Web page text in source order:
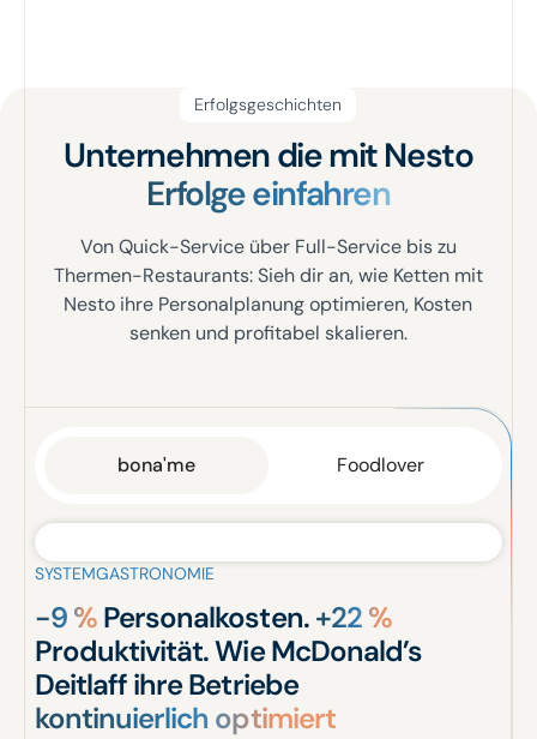
Erfolgsgeschichten
Unternehmen die mit Nesto
Erfolge einfahren
Von Quick-Service über Full-Service bis zu
Thermen-Restaurants: Sieh dir an, wie Ketten mit
Nesto ihre Personalplanung optimieren, Kosten
senken und profitabel skalieren.
bona'me Foodlover
SYSTEMGASTRONOMIE
-9 %Personalkosten.+22 %
Produktivität. Wie McDonald’s
Deitlaff ihre Betriebe
kontinuierlich optimiert